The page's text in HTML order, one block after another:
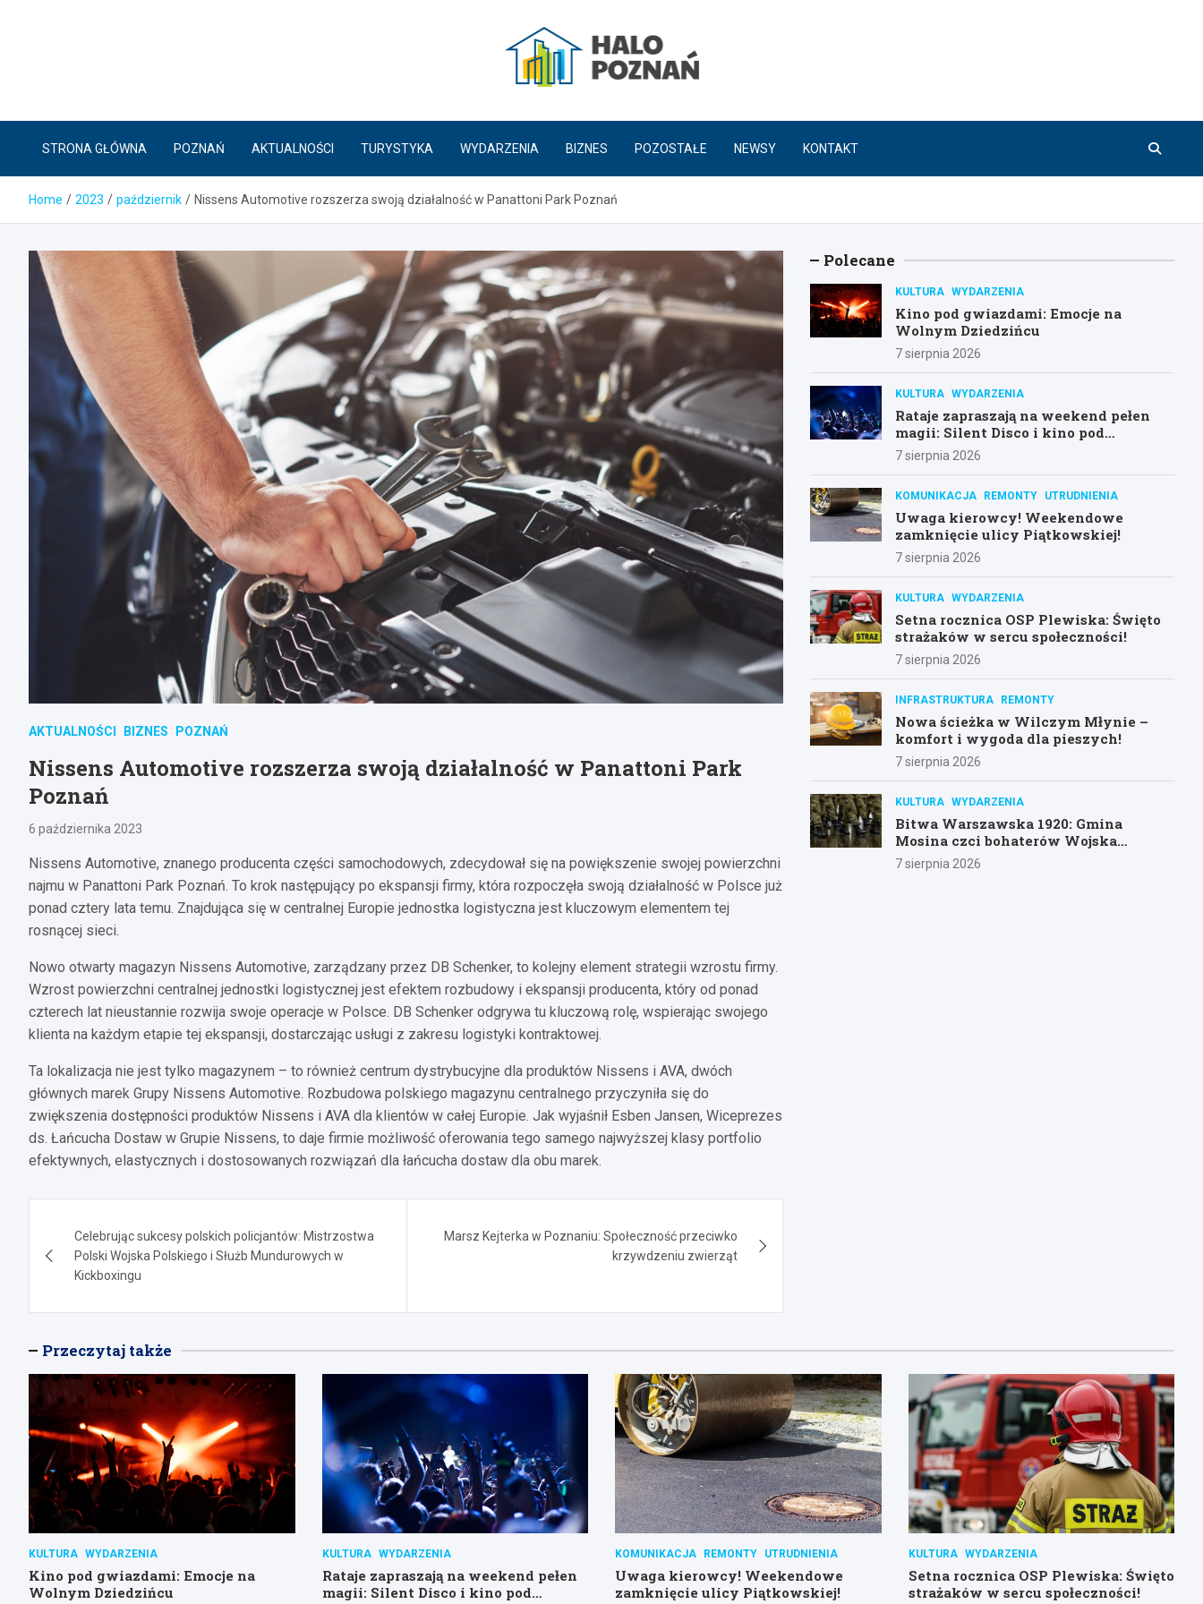
HaloPoznań.pl
STRONA GŁÓWNA POZNAŃ AKTUALNOŚCI TURYSTYKA WYDARZENIA BIZNES POZOSTAŁE NEWSY KONTAKT
Home 2023 październik Nissens Automotive rozszerza swoją działalność w Panattoni Park Poznań
AKTUALNOŚCI BIZNES POZNAŃ
Nissens Automotive rozszerza swoją działalność w Panattoni Park
Poznań
6 października 2023
Nissens Automotive, znanego producenta części samochodowych, zdecydował się na powiększenie swojej powierzchni
najmu w Panattoni Park Poznań. To krok następujący po ekspansji firmy, która rozpoczęła swoją działalność w Polsce już
ponad cztery lata temu. Znajdująca się w centralnej Europie jednostka logistyczna jest kluczowym elementem tej
rosnącej sieci.
Nowo otwarty magazyn Nissens Automotive, zarządzany przez DB Schenker, to kolejny element strategii wzrostu firmy.
Wzrost powierzchni centralnej jednostki logistycznej jest efektem rozbudowy i ekspansji producenta, który od ponad
czterech lat nieustannie rozwija swoje operacje w Polsce. DB Schenker odgrywa tu kluczową rolę, wspierając swojego
klienta na każdym etapie tej ekspansji, dostarczając usługi z zakresu logistyki kontraktowej.
Ta lokalizacja nie jest tylko magazynem – to również centrum dystrybucyjne dla produktów Nissens i AVA, dwóch
głównych marek Grupy Nissens Automotive. Rozbudowa polskiego magazynu centralnego przyczyniła się do
zwiększenia dostępności produktów Nissens i AVA dla klientów w całej Europie. Jak wyjaśnił Esben Jansen, Wiceprezes
ds. Łańcucha Dostaw w Grupie Nissens, to daje firmie możliwość oferowania tego samego najwyższej klasy portfolio
efektywnych, elastycznych i dostosowanych rozwiązań dla łańcucha dostaw dla obu marek.
wpisu
Celebrując sukcesy polskich policjantów: Mistrzostwa
Polski Wojska Polskiego i Służb Mundurowych w
Kickboxingu
Marsz Kejterka w Poznaniu: Społeczność przeciwko
krzywdzeniu zwierząt
Polecane
KULTURA WYDARZENIA
Kino pod gwiazdami: Emocje na
Wolnym Dziedzińcu
7 sierpnia 2026
KULTURA WYDARZENIA
Rataje zapraszają na weekend pełen
magii: Silent Disco i kino pod
gwiazdami!
7 sierpnia 2026
KOMUNIKACJA REMONTY UTRUDNIENIA
Uwaga kierowcy! Weekendowe
zamknięcie ulicy Piątkowskiej!
7 sierpnia 2026
KULTURA WYDARZENIA
Setna rocznica OSP Plewiska: Święto
strażaków w sercu społeczności!
7 sierpnia 2026
INFRASTRUKTURA REMONTY
Nowa ścieżka w Wilczym Młynie –
komfort i wygoda dla pieszych!
7 sierpnia 2026
KULTURA WYDARZENIA
Bitwa Warszawska 1920: Gmina
Mosina czci bohaterów Wojska
Polskiego
7 sierpnia 2026
Przeczytaj także
KULTURA WYDARZENIA
Kino pod gwiazdami: Emocje na
Wolnym Dziedzińcu
KULTURA WYDARZENIA
Rataje zapraszają na weekend pełen
magii: Silent Disco i kino pod
KOMUNIKACJA REMONTY UTRUDNIENIA
Uwaga kierowcy! Weekendowe
zamknięcie ulicy Piątkowskiej!
KULTURA WYDARZENIA
Setna rocznica OSP Plewiska: Święto
strażaków w sercu społeczności!